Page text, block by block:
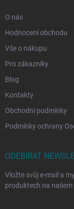
O nás
Hodnocení obchodu
Vše o nákupu
Pro zákazníky
Blog
Kontakty
Obchodní podmínky
Podmínky ochrany
ODEBÍRAT
Vložte svůj e-mail a
produktech na našem